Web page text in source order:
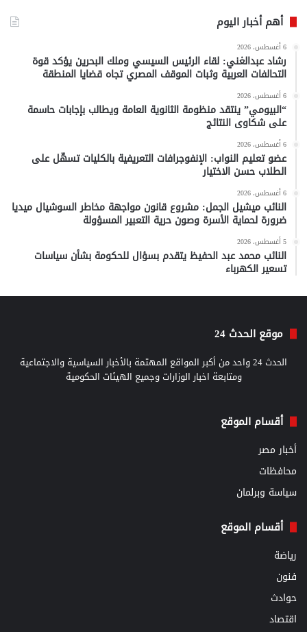
أهم أخبار اليوم
6 أغسطس، 2026
رشاد عبدالغني: لقاء الرئيس السيسي وملك البحرين يؤكد قوة
التحالفات العربية وثبات الموقف المصري تجاه قضايا المنطقة
6 أغسطس، 2026
“البيومي” ينتقد منظومة الثانوية العامة ويطالب بإجابات حاسمة
على شكاوى النتائج
6 أغسطس، 2026
عضو تعليم النواب: الإنفوجرافات التعريفية بالكليات تسهّل على
الطلاب حسن الاختيار
6 أغسطس، 2026
النائب ميشيل الجمل: مشروع قانون مواجهة مخاطر السوشيال ميديا
ضرورة لحماية الأسرة وصون حرية التعبير المسؤولة
5 أغسطس، 2026
النائب محمد عبد الحفيظ يتقدم بسؤال للحكومة بشأن سياسات
تسعير الكهرباء
موقع الحدث 24
الحدث 24 واحد من أكبر المواقع المهتمة بالأخبار السياسية والاجتماعية
ومتابعة اخبار الوزارات وجميع الهيئات الحكومية
أقسام الموقع
أخبار مصر
محافظات
سياسة وبرلمان
أقسام الموقع
رياضة
فنون
حوادث
اقتصاد